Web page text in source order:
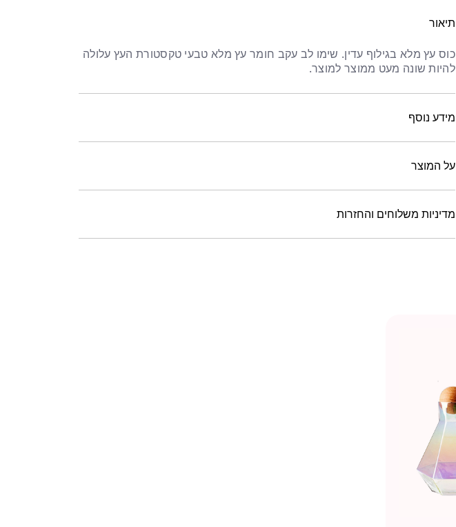
תיאור
כוס עץ מלא בגילוף עדין. שימו לב עקב חומר עץ מלא טבעי טקסטורת העץ עלולה
להיות שונה מעט ממוצר למוצר.
מידע נוסף
על המוצר
מדיניות משלוחים והחזרות